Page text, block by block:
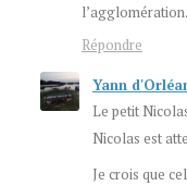
l’agglomération.
Répondre
Yann
Le petit
Nicolas est
Je crois que